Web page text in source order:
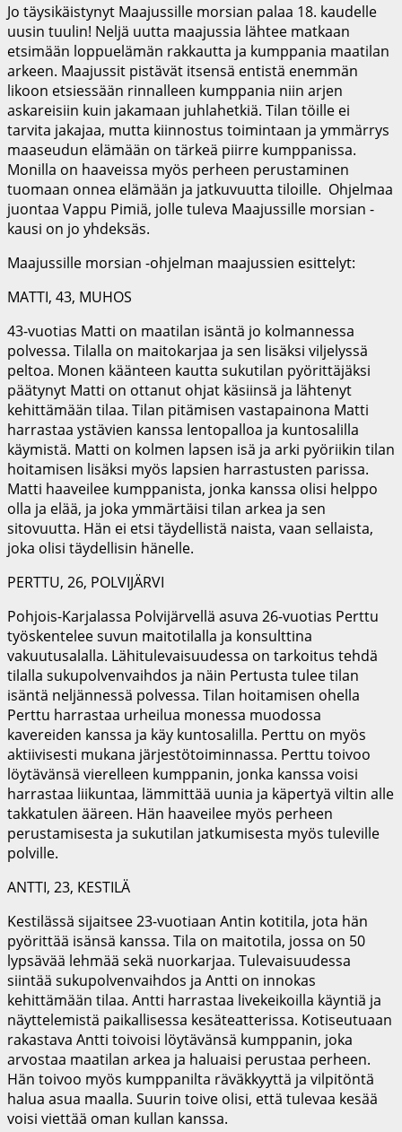
Jo täysikäistynyt Maajussille morsian palaa 18. kaudelle
uusin tuulin! Neljä uutta maajussia lähtee matkaan
etsimään loppuelämän rakkautta ja kumppania maatilan
arkeen. Maajussit pistävät itsensä entistä enemmän
likoon etsiessään rinnalleen kumppania niin arjen
askareisiin kuin jakamaan juhlahetkiä. Tilan töille ei
tarvita jakajaa, mutta kiinnostus toimintaan ja ymmärrys
maaseudun elämään on tärkeä piirre kumppanissa.
Monilla on haaveissa myös perheen perustaminen
tuomaan onnea elämään ja jatkuvuutta tiloille. Ohjelmaa
juontaa Vappu Pimiä, jolle tuleva Maajussille morsian -
kausi on jo yhdeksäs.
Maajussille morsian -ohjelman maajussien esittelyt:
MATTI, 43, MUHOS
43-vuotias Matti on maatilan isäntä jo kolmannessa
polvessa. Tilalla on maitokarjaa ja sen lisäksi viljelyssä
peltoa. Monen käänteen kautta sukutilan pyörittäjäksi
päätynyt Matti on ottanut ohjat käsiinsä ja lähtenyt
kehittämään tilaa. Tilan pitämisen vastapainona Matti
harrastaa ystävien kanssa lentopalloa ja kuntosalilla
käymistä. Matti on kolmen lapsen isä ja arki pyöriikin tilan
hoitamisen lisäksi myös lapsien harrastusten parissa.
Matti haaveilee kumppanista, jonka kanssa olisi helppo
olla ja elää, ja joka ymmärtäisi tilan arkea ja sen
sitovuutta. Hän ei etsi täydellistä naista, vaan sellaista,
joka olisi täydellisin hänelle.
PERTTU, 26, POLVIJÄRVI
Pohjois-Karjalassa Polvijärvellä asuva 26-vuotias Perttu
työskentelee suvun maitotilalla ja konsulttina
vakuutusalalla. Lähitulevaisuudessa on tarkoitus tehdä
tilalla sukupolvenvaihdos ja näin Pertusta tulee tilan
isäntä neljännessä polvessa. Tilan hoitamisen ohella
Perttu harrastaa urheilua monessa muodossa
kavereiden kanssa ja käy kuntosalilla. Perttu on myös
aktiivisesti mukana järjestötoiminnassa. Perttu toivoo
löytävänsä vierelleen kumppanin, jonka kanssa voisi
harrastaa liikuntaa, lämmittää uunia ja käpertyä viltin alle
takkatulen ääreen. Hän haaveilee myös perheen
perustamisesta ja sukutilan jatkumisesta myös tuleville
polville.
ANTTI, 23, KESTILÄ
Kestilässä sijaitsee 23-vuotiaan Antin kotitila, jota hän
pyörittää isänsä kanssa. Tila on maitotila, jossa on 50
lypsävää lehmää sekä nuorkarjaa. Tulevaisuudessa
siintää sukupolvenvaihdos ja Antti on innokas
kehittämään tilaa. Antti harrastaa livekeikoilla käyntiä ja
näyttelemistä paikallisessa kesäteatterissa. Kotiseutuaan
rakastava Antti toivoisi löytävänsä kumppanin, joka
arvostaa maatilan arkea ja haluaisi perustaa perheen.
Hän toivoo myös kumppanilta räväkkyyttä ja vilpitöntä
halua asua maalla. Suurin toive olisi, että tulevaa kesää
voisi viettää oman kullan kanssa.